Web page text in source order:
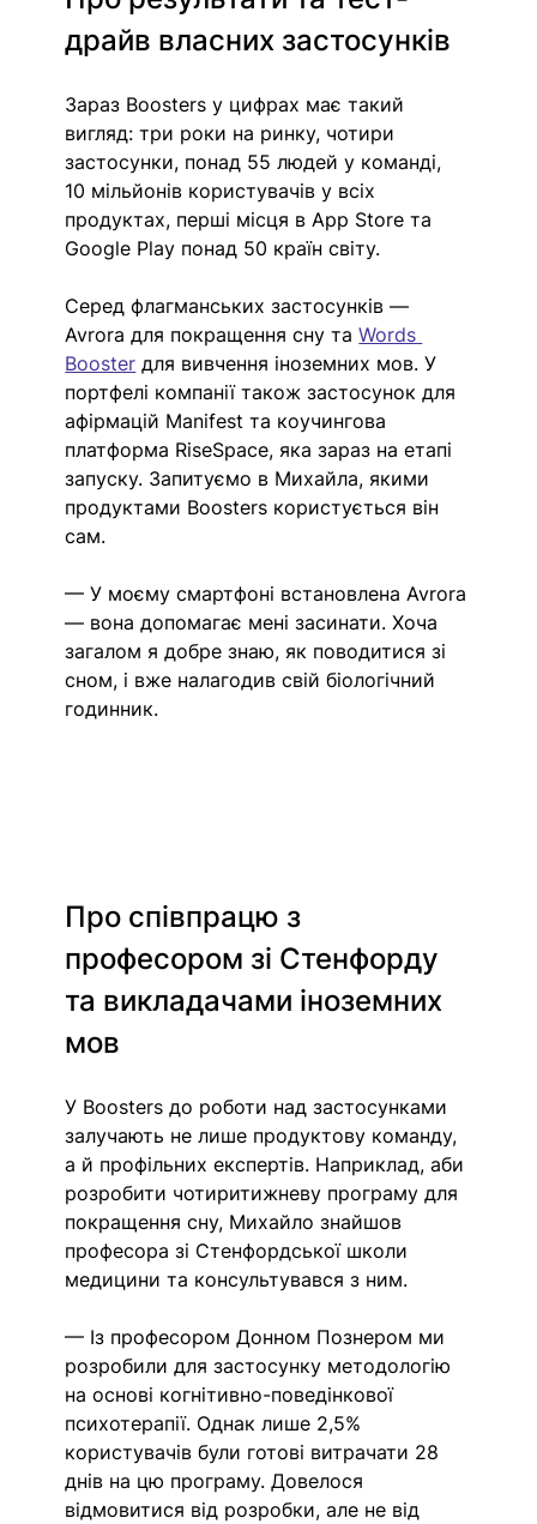
драйв власних застосунків
Зараз Boosters у цифрах має такий
вигляд: три роки на ринку, чотири
застосунки, понад 55 людей у команді,
10 мільйонів користувачів у всіх
продуктах, перші місця в App Store та
Google Play понад 50 країн світу.
Серед флагманських застосунків —
Avrora для покращення сну та Words
Booster для вивчення іноземних мов. У
портфелі компанії також застосунок для
афірмацій Manifest та коучингова
платформа RiseSpace, яка зараз на етапі
запуску. Запитуємо в Михайла, якими
продуктами Boosters користується він
сам.
— У моєму смартфоні встановлена Avrora
— вона допомагає мені засинати. Хоча
загалом я добре знаю, як поводитися зі
сном, і вже налагодив свій біологічний
годинник.
Про співпрацю з
професором зі Стенфорду
та викладачами іноземних
мов
У Boosters до роботи над застосунками
залучають не лише продуктову команду,
а й профільних експертів. Наприклад, аби
розробити чотиритижневу програму для
покращення сну, Михайло знайшов
професора зі Стенфордської школи
медицини та консультувався з ним.
— Із професором Донном Познером ми
розробили для застосунку методологію
на основі когнітивно-поведінкової
психотерапії. Однак лише 2,5%
користувачів були готові витрачати 28
днів на цю програму. Довелося
відмовитися від розробки, але не від